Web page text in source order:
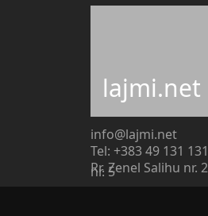
lajmi.net
info@lajmi.net
Tel: +383 49 131 131
Rr. Zenel Salihu nr.
nr. 5